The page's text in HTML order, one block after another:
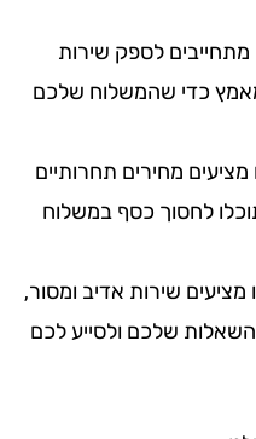
לספק שירות
כדי שהמשלוח שלכם
מחירים תחרותיים
לחסוך כסף במשלוח
שירות אדיב ומסור,
שלכם ולסייע לכם